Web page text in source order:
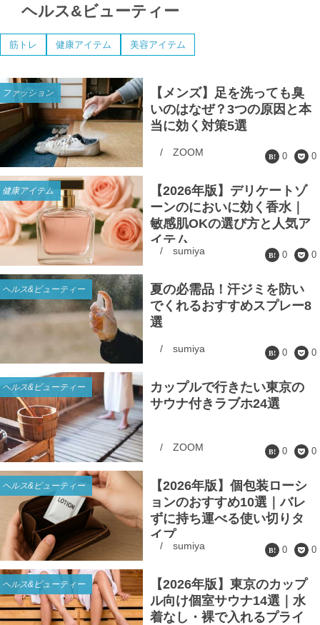
ヘルス&ビューティー
筋トレ 健康アイテム 美容アイテム
ファッション
【メンズ】足を洗っても臭
いのはなぜ？3つの原因と本
当に効く対策5選
/ ZOOM 0 0
健康アイテム
【2026年版】デリケートゾ
ーンのにおいに効く香水｜
敏感肌OKの選び方と人気ア
イテム
/ sumiya 0 0
ヘルス&ビューティー
夏の必需品！汗ジミを防い
でくれるおすすめスプレー8
選
/ sumiya 0 0
ヘルス&ビューティー
カップルで行きたい東京の
サウナ付きラブホ24選
/ ZOOM 0 0
ヘルス&ビューティー
【2026年版】個包装ローシ
ョンのおすすめ10選｜バレ
ずに持ち運べる使い切りタ
イプ
/ sumiya 0 0
ヘルス&ビューティー
【2026年版】東京のカップ
ル向け個室サウナ14選｜水
着なし・裸で入れるプライ